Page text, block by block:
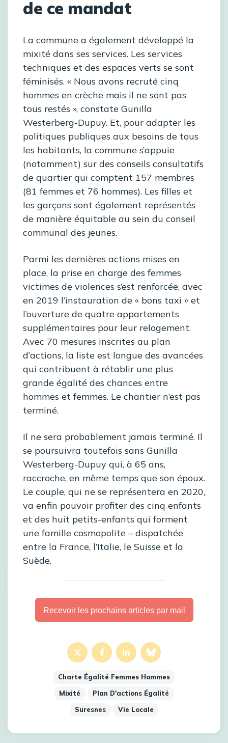
de ce mandat
La commune a également développé la
mixité dans ses services. Les services
techniques et des espaces verts se sont
féminisés. « Nous avons recruté cinq
hommes en crèche mais il ne sont pas
tous restés », constate Gunilla
Westerberg-Dupuy. Et, pour adapter les
politiques publiques aux besoins de tous
les habitants, la commune s’appuie
(notamment) sur des conseils consultatifs
de quartier qui comptent 157 membres
(81 femmes et 76 hommes). Les filles et
les garçons sont également représentés
de manière équitable au sein du conseil
communal des jeunes.
Parmi les dernières actions mises en
place, la prise en charge des femmes
victimes de violences s’est renforcée, avec
en 2019 l’instauration de « bons taxi » et
l’ouverture de quatre appartements
supplémentaires pour leur relogement.
Avec 70 mesures inscrites au plan
d’actions, la liste est longue des avancées
qui contribuent à rétablir une plus
grande égalité des chances entre
hommes et femmes. Le chantier n’est pas
terminé.
Il ne sera probablement jamais terminé. Il
se poursuivra toutefois sans Gunilla
Westerberg-Dupuy qui, à 65 ans,
raccroche, en même temps que son époux.
Le couple, qui ne se représentera en 2020,
va enfin pouvoir profiter des cinq enfants
et des huit petits-enfants qui forment
une famille cosmopolite – dispatchée
entre la France, l’Italie, le Suisse et la
Suède.
Recevoir les prochains articles par mail
Charte Égalité Femmes Hommes
Mixité
Plan D'actions Égalité
Suresnes
Vie Locale